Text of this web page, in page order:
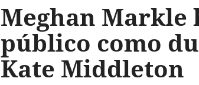
Meghan Markle
público como
Kate Middleton